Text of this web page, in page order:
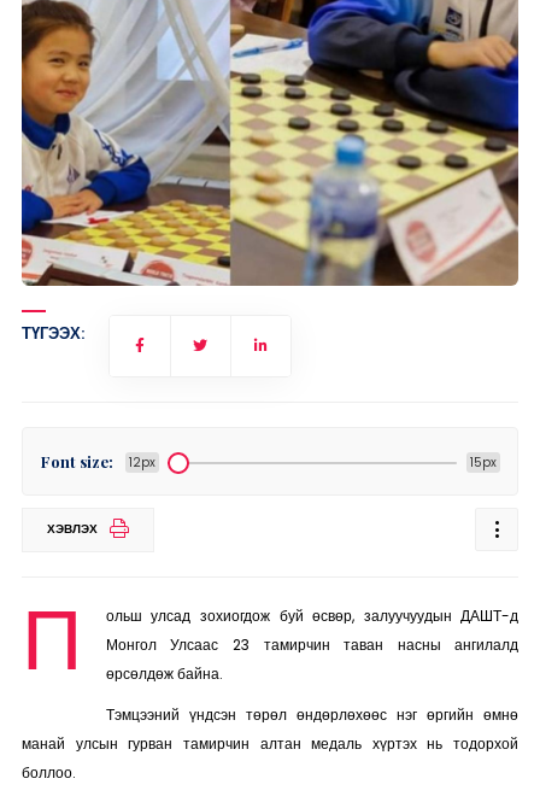
ТҮГЭЭХ:
Font size: 12px 15px
ХЭВЛЭХ
П
ольш улсад зохиогдож буй өсвөр, залуучуудын ДАШТ-д
Монгол Улсаас 23 тамирчин таван насны ангилалд
өрсөлдөж байна.
Тэмцээний үндсэн төрөл өндөрлөхөөс нэг өргийн өмнө
манай улсын гурван тамирчин алтан медаль хүртэх нь тодорхой
боллоо.